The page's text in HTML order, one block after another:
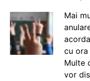
Mai
cu
Multe
vor